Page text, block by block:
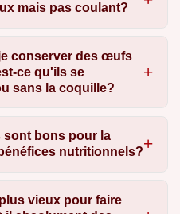
mais pas coulant?
conserver des œufs
ce qu'ils se
sans la coquille?
bons pour la
nutritionnels?
vieux pour faire